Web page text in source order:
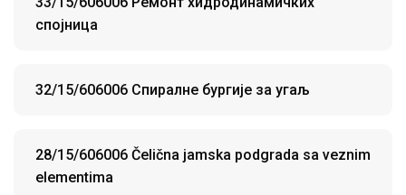
спојница
32/15/606006 Спиралне бургије за угаљ
28/15/606006 Čelična jamska podgrada sa veznim
elementima